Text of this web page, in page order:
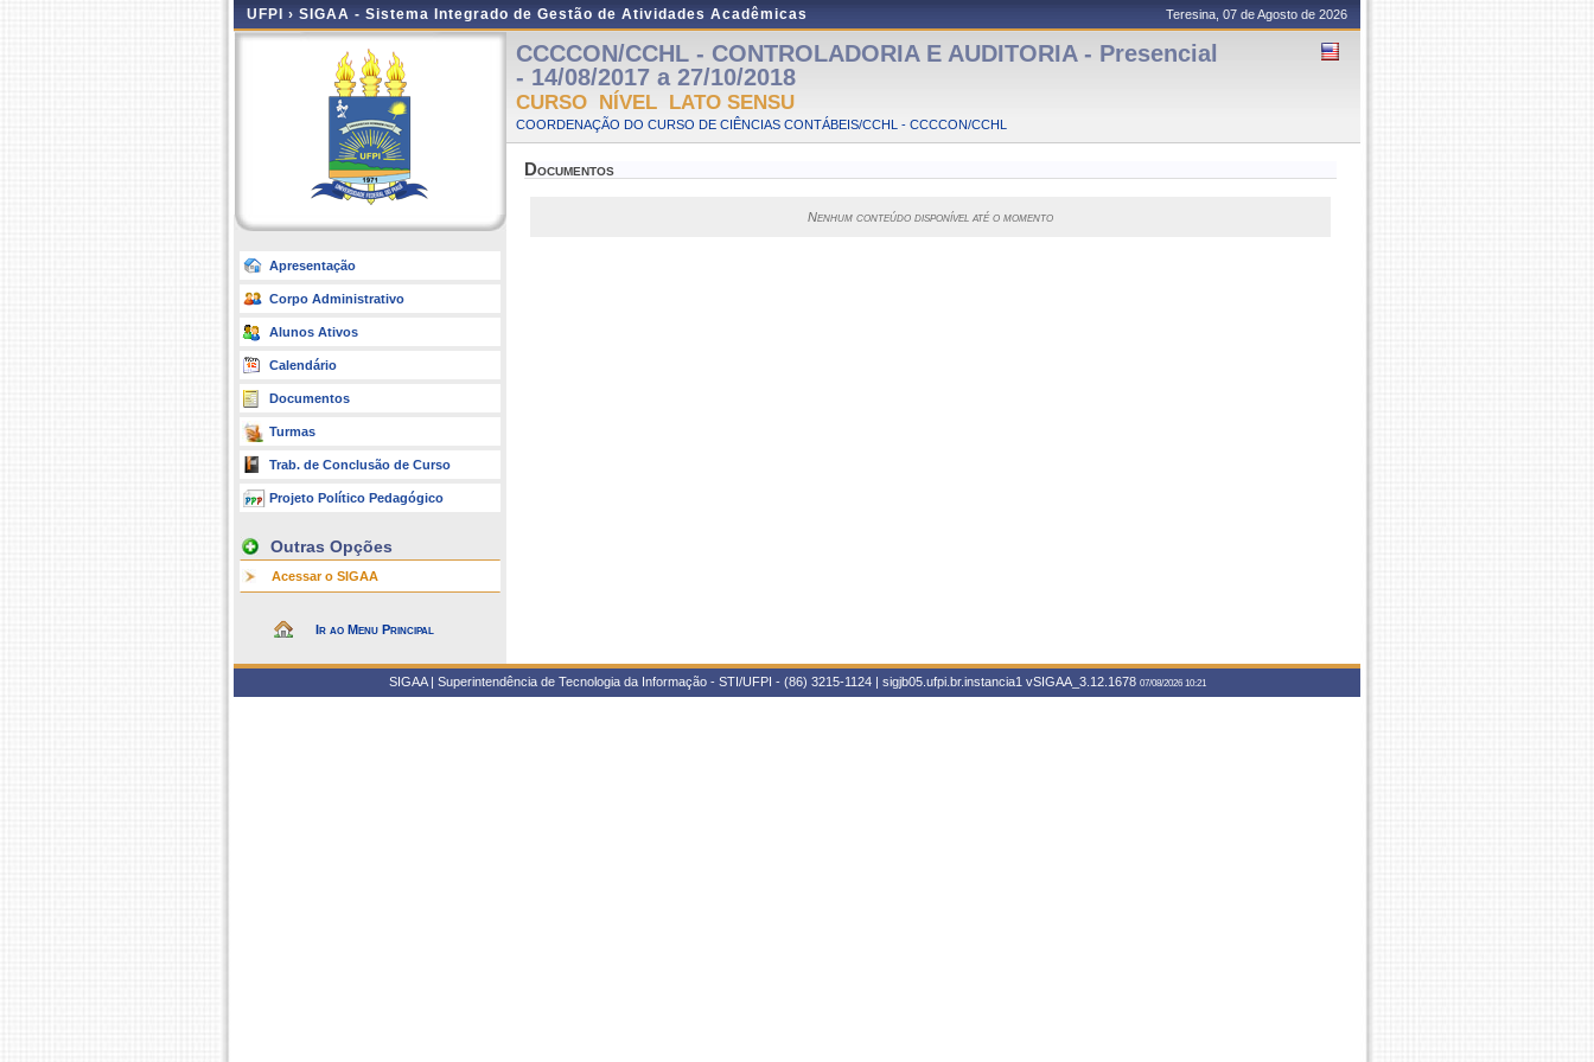
UFPI › SIGAA - Sistema Integrado de Gestão de Atividades Acadêmicas Teresina, 07 de Agosto de 2026
Apresentação
Corpo Administrativo
Alunos Ativos
Calendário
Documentos
Turmas
Trab. de Conclusão de Curso
Projeto Político Pedagógico
Outras Opções
Acessar o SIGAA
Ir ao Menu Principal
CCCCON/CCHL - CONTROLADORIA E AUDITORIA - Presencial
- 14/08/2017 a 27/10/2018
CURSO NÍVEL LATO SENSU
COORDENAÇÃO DO CURSO DE CIÊNCIAS CONTÁBEIS/CCHL - CCCCON/CCHL
Documentos
Nenhum conteúdo disponível até o momento
SIGAA | Superintendência de Tecnologia da Informação - STI/UFPI - (86) 3215-1124 | sigjb05.ufpi.br.instancia1 vSIGAA_3.12.1678 07/08/2026 10:21